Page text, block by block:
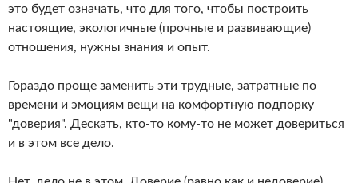
это будет означать, что для того, чтобы построить
настоящие, экологичные (прочные и развивающие)
отношения, нужны знания и опыт.
Гораздо проще заменить эти трудные, затратные по
времени и эмоциям вещи на комфортную подпорку
"доверия". Дескать, кто-то кому-то не может довериться
и в этом все дело.